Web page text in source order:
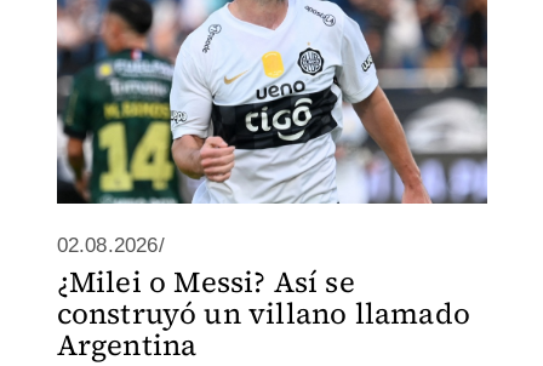
02.08.2026/
¿Milei o Messi? Así se
construyó un villano llamado
Argentina